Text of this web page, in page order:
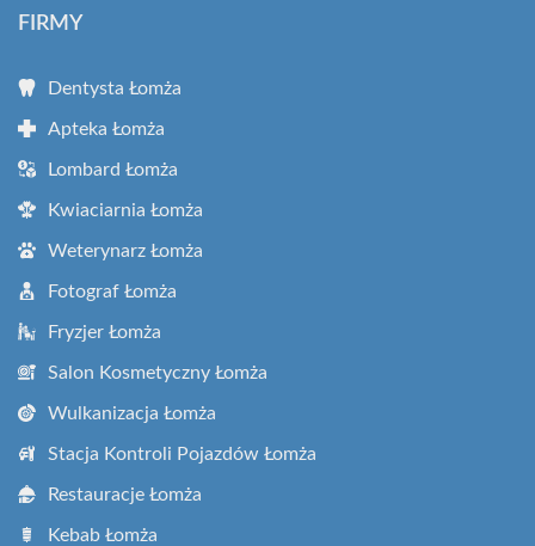
FIRMY
Dentysta Łomża
Apteka Łomża
Lombard Łomża
Kwiaciarnia Łomża
Weterynarz Łomża
Fotograf Łomża
Fryzjer Łomża
Salon Kosmetyczny Łomża
Wulkanizacja Łomża
Stacja Kontroli Pojazdów Łomża
Restauracje Łomża
Kebab Łomża